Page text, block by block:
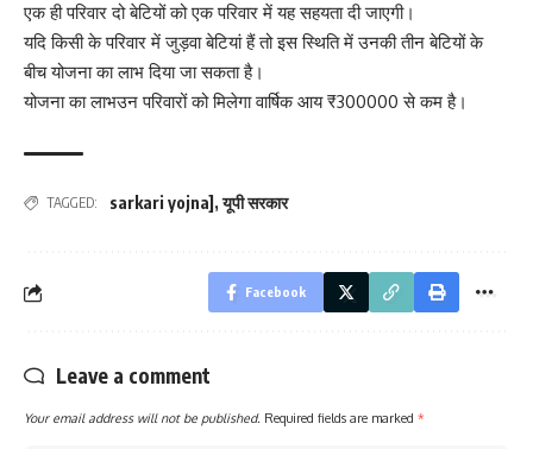
एक ही परिवार दो बेटियों को एक परिवार में यह सहयता दी जाएगी।
यदि किसी के परिवार में जुड़वा बेटियां हैं तो इस स्थिति में उनकी तीन बेटियों के
बीच योजना का लाभ दिया जा सकता है।
योजना का लाभउन परिवारों को मिलेगा वार्षिक आय ₹300000 से कम है।
TAGGED: sarkari yojna] ,यूपी सरकार
Facebook
Leave a comment
Your email address will not be published. Required fields are marked *